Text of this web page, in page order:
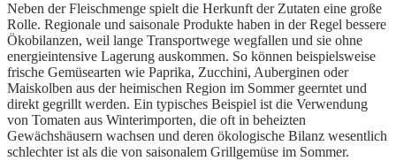
Neben der Fleischmenge spielt die Herkunft der Zutaten eine große
Rolle. Regionale und saisonale Produkte haben in der Regel bessere
Ökobilanzen, weil lange Transportwege wegfallen und sie ohne
energieintensive Lagerung auskommen. So können beispielsweise
frische Gemüsearten wie Paprika, Zucchini, Auberginen oder
Maiskolben aus der heimischen Region im Sommer geerntet und
direkt gegrillt werden. Ein typisches Beispiel ist die Verwendung
von Tomaten aus Winterimporten, die oft in beheizten
Gewächshäusern wachsen und deren ökologische Bilanz wesentlich
schlechter ist als die von saisonalem Grillgemüse im Sommer.